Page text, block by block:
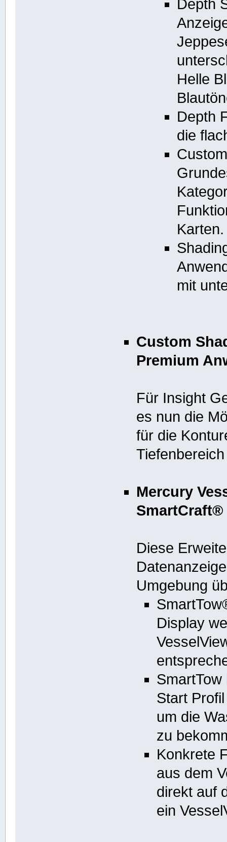
Depth
Helle
Depth
die
Karten.
mit
Custom
Premium
Für Insight
es nun die
für die
Mercury
Diese
Umgebung
Display
Start
um die
zu
Konkrete
aus dem
direkt auf
ein